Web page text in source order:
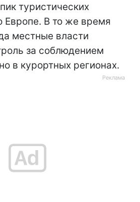
туристических
Европе. В то же время
местные власти
за соблюдением
в курортных регионах.